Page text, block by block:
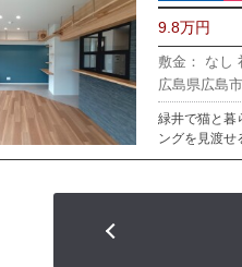
9.8万円
敷金： なし
広島県広島
緑井で猫と暮
ングを見渡せ